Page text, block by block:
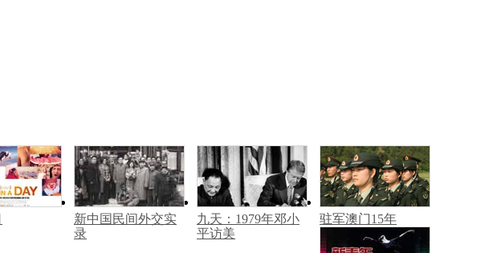
新中国民间外交实
录
九天：1979年邓小
平访美
驻军澳门15年